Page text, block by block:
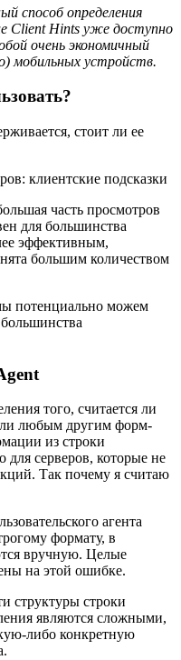
способ определения
Client Hints уже доступно
очень экономичный
мобильных устройств.
стоит ли ее
часть просмотров
для большинства
эффективным,
большим количеством
потенциально можем
того, считается ли
любым другим форм-
из строки
для серверов, которые не
Так почему я считаю
агента
формату, в
вручную. Целые
на этой ошибке.
структуры строки
являются сложными,
либо конкретную